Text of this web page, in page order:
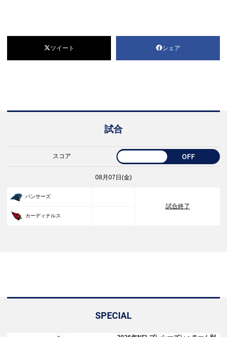
ツイート シェア
試合
スコア OFF
08月07日(金)
パンサーズ
試合終了
カーディナルス
SPECIAL